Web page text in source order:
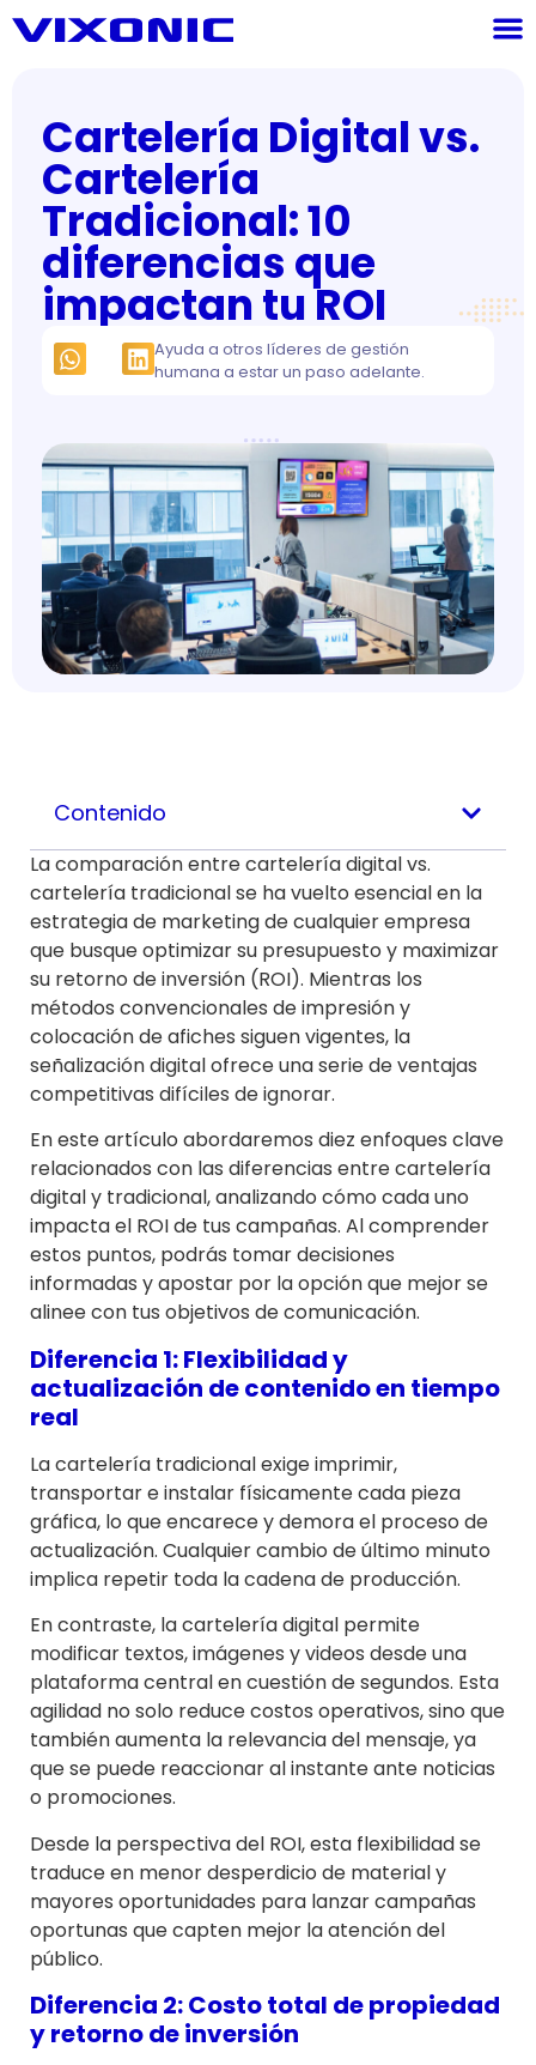
Cartelería Digital vs.
Cartelería
Tradicional: 10
diferencias que
impactan tu ROI
Ayuda a otros líderes de gestión
humana a estar un paso adelante.
Contenido
La comparación entre cartelería digital vs.
cartelería tradicional se ha vuelto esencial en la
estrategia de marketing de cualquier empresa
que busque optimizar su presupuesto y maximizar
su retorno de inversión (ROI). Mientras los
métodos convencionales de impresión y
colocación de afiches siguen vigentes, la
señalización digital ofrece una serie de ventajas
competitivas difíciles de ignorar.
En este artículo abordaremos diez enfoques clave
relacionados con las diferencias entre cartelería
digital y tradicional, analizando cómo cada uno
impacta el ROI de tus campañas. Al comprender
estos puntos, podrás tomar decisiones
informadas y apostar por la opción que mejor se
alinee con tus objetivos de comunicación.
Diferencia 1: Flexibilidad y
actualización de contenido en tiempo
real
La cartelería tradicional exige imprimir,
transportar e instalar físicamente cada pieza
gráfica, lo que encarece y demora el proceso de
actualización. Cualquier cambio de último minuto
implica repetir toda la cadena de producción.
En contraste, la cartelería digital permite
modificar textos, imágenes y videos desde una
plataforma central en cuestión de segundos. Esta
agilidad no solo reduce costos operativos, sino que
también aumenta la relevancia del mensaje, ya
que se puede reaccionar al instante ante noticias
o promociones.
Desde la perspectiva del ROI, esta flexibilidad se
traduce en menor desperdicio de material y
mayores oportunidades para lanzar campañas
oportunas que capten mejor la atención del
público.
Diferencia 2: Costo total de propiedad
y retorno de inversión